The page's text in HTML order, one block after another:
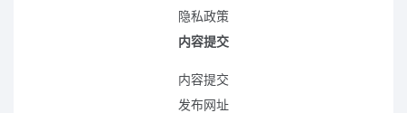
隐私政策
内容提交
内容提交
发布网址